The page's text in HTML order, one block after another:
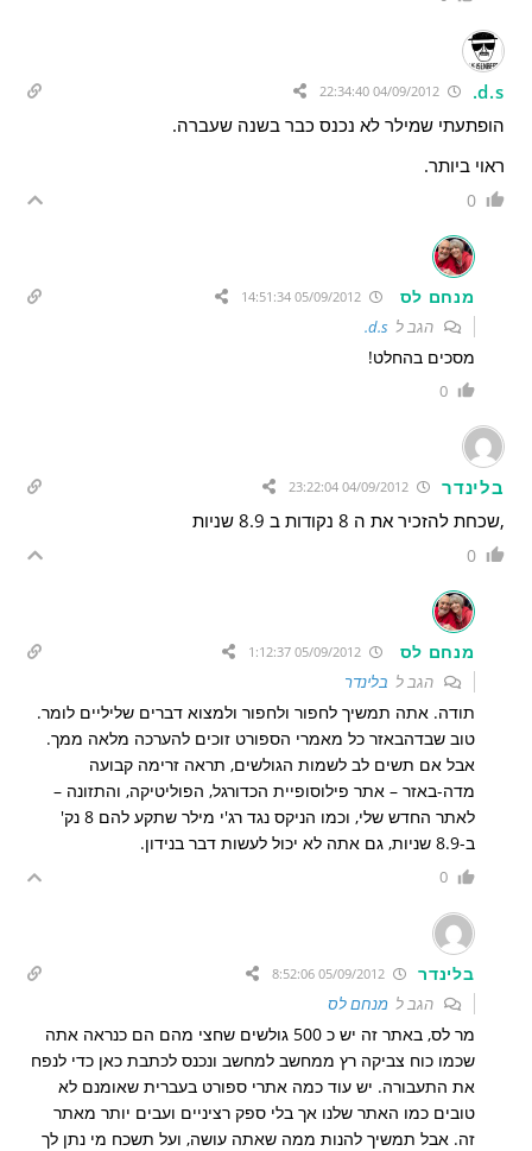
d.s.
04/09/2012 22:34:40
הופתעתי שמילר לא נכנס כבר בשנה שעברה.
ראוי ביותר.
0
מנחם לס 05/09/2012 14:51:34
הגב לd.s.
מסכים בהחלט!
0
בלינדר
,שכחת להזכיר את ה 8 נקודות ב 8.9 שניות
0
מנחם לס 05/09/2012 1:12:37
הגב ל בלינדר
תודה. אתה תמשיך לחפור ולחפור ולמצוא דברים שליליים לומר.
טוב שבדהבאזר כל מאמרי הספורט זוכים להערכה מלאה ממך.
אבל אם תשים לב לשמות הגולשים, תראה זרימה קבועה
מדה-באזר – אתר פילוסופיית הכדורגל, הפוליטיקה, והתזונה –
לאתר החדש שלי, וכמו הניקס נגד רג'י מילר שתקע להם 8 נק'
ב-8.9 שניות, גם אתה לא יכול לעשות דבר בנידון.
0
בלינדר
הגב למנחם לס
מר לס, באתר זה יש כ 500 גולשים שחצי מהם הם כנראה אתה
שכמו כוח צביקה רץ ממחשב למחשב ונכנס לכתבת כאן כדי לנפח
את התעבורה. יש עוד כמה אתרי ספורט בעברית שאומנם לא
טובים כמו האתר שלנו אך בלי ספק רציניים ועבים יותר מאתר
זה. אבל תמשיך להנות ממה שאתה עושה, ועל תשכח מי נתן לך